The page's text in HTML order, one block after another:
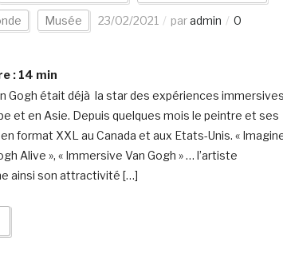
Musée 23/02/2021 paradmin
0
: 14 min
Gogh était déjà la star des expériences immersives
et en Asie. Depuis quelques mois le peintre et ses
format XXL au Canada et aux Etats-Unis. «
Alive », « Immersive Van Gogh » … l’artiste
ainsi son attractivité […]